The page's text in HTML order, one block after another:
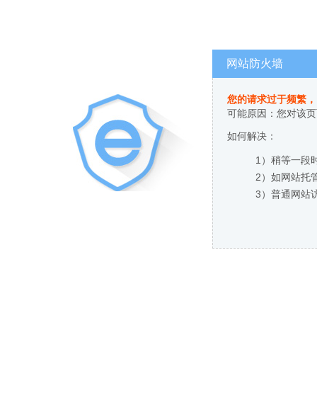
网站防火墙
您的请求过于频繁
可能原因：您对该
如何解决：
1）稍等一段
2）如网站托
3）普通网站